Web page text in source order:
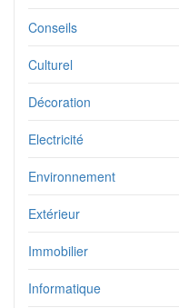
Conseils
Culturel
Décoration
Electricité
Environnement
Extérieur
Immobilier
Informatique